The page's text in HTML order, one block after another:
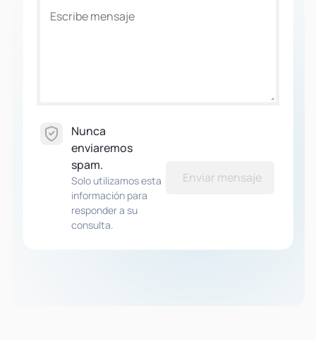
Nunca
enviaremos
spam.
Solo utilizamos esta
información para
responder a su
consulta.
Enviar mensaje